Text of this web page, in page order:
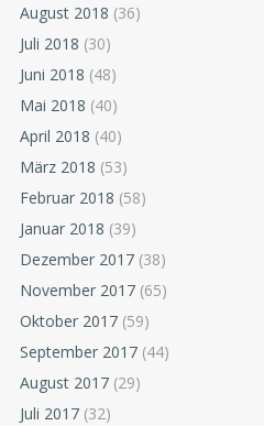
August 2018 (36)
Juli 2018 (30)
Juni 2018 (48)
Mai 2018 (40)
April 2018 (40)
März 2018 (53)
Februar 2018 (58)
Januar 2018 (39)
Dezember 2017 (38)
November 2017 (65)
Oktober 2017 (59)
September 2017 (44)
August 2017 (29)
Juli 2017 (32)